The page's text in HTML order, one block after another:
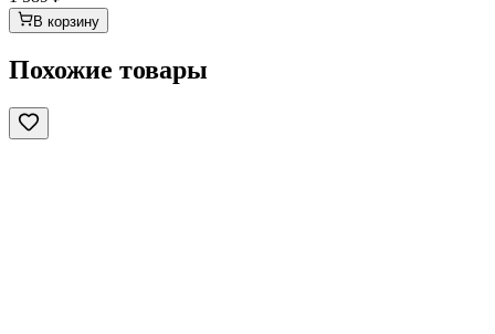
В корзину
Похожие товары